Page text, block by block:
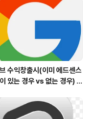
수익창출시(이미 에드센스
있는 경우 vs 없는 경우) 주